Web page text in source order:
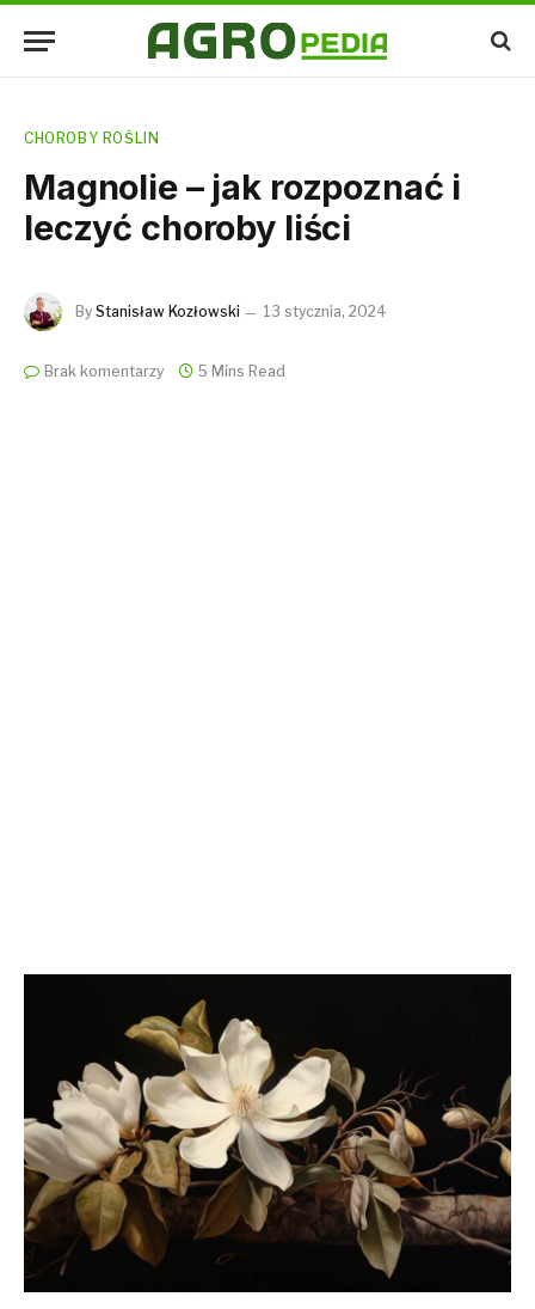
CHOROBY ROŚLIN
Magnolie – jak rozpoznać i
leczyć choroby liści
By Stanisław Kozłowski 13 stycznia, 2024
Brak komentarzy 5 Mins Read